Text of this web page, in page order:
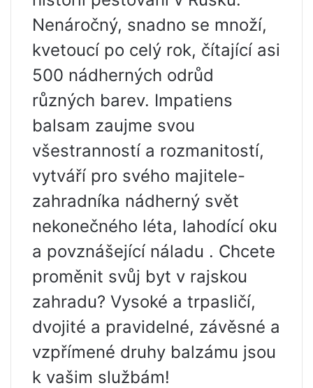
Nenáročný, snadno se množí,
kvetoucí po celý rok, čítající asi
500 nádherných odrůd
různých barev. Impatiens
balsam zaujme svou
všestranností a rozmanitostí,
vytváří pro svého majitele-
zahradníka nádherný svět
nekonečného léta, lahodící oku
a povznášející náladu . Chcete
proměnit svůj byt v rajskou
zahradu? Vysoké a trpasličí,
dvojité a pravidelné, závěsné a
vzpřímené druhy balzámu jsou
k vašim službám!